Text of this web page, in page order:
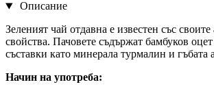
Описание
Зеленият чай отдавна е известен със
свойства. Пачовете съдържат бамбуков
съставки като минерала турмалин и гъбата
Начин на употреба: